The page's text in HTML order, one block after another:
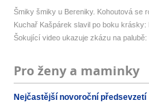
Šmiky šmiky u Bereniky. Kohoutová se
Kuchař Kašpárek slavil po boku
Šokující video ukazuje zkázu na palubě:
Pro ženy a maminky
Nejčastější novoroční předsevzetí